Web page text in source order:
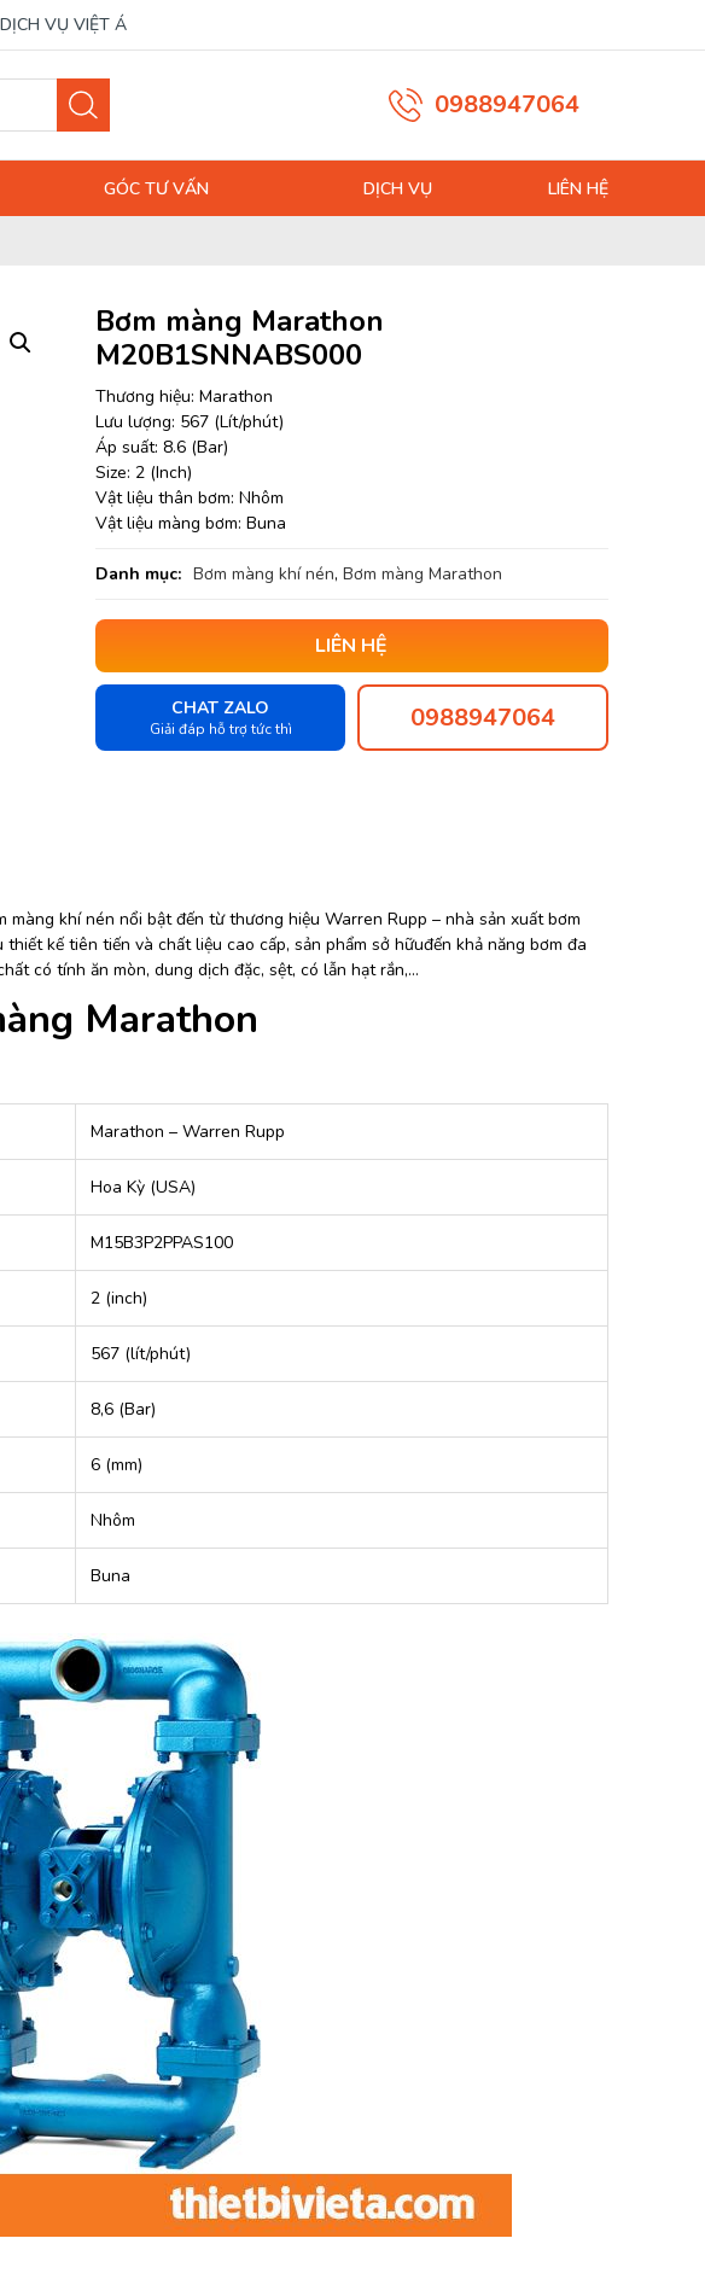
VỤ VIỆT Á
0988947064
GÓC TƯ VẤN DỊCH VỤ LIÊN HỆ
Bơm màng Marathon
M20B1SNNABS000
Thương hiệu: Marathon
Lưu lượng: 567 (Lít/phút)
Áp suất: 8.6 (Bar)
Size: 2 (Inch)
Vật liệu thân bơm: Nhôm
Vật liệu màng bơm: Buna
Danh mục: Bơm màng khí nén, Bơm màng Marathon
LIÊN HỆ
CHAT ZALO
Giải đáp hỗ trợ tức thì 0988947064
màng khí nén nổi bật đến từ thương hiệu Warren Rupp – nhà sản xuất bơm
kế tiên tiến và chất liệu cao cấp, sản phẩm sở hữuđến khả năng bơm đa
có tính ăn mòn, dung dịch đặc, sệt, có lẫn hạt rắn,…
Marathon
Marathon – Warren Rupp
Hoa Kỳ (USA)
M15B3P2PPAS100
2 (inch)
567 (lít/phút)
8,6 (Bar)
6 (mm)
Nhôm
Buna